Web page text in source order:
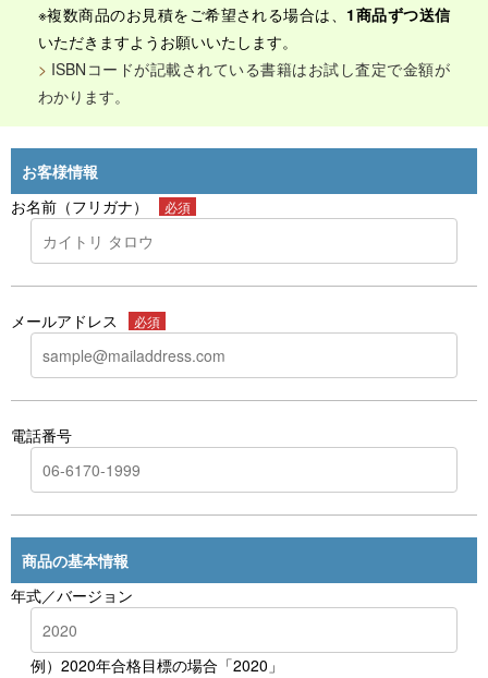
※複数商品のお見積をご希望される場合は、 1商品ずつ送信
いただきますようお願いいたします。
ISBNコードが記載されている書籍はお試し査定で金額が
わかります。
お客様情報
お名前（フリガナ）
必須
メールアドレス 必須
電話番号
商品の基本情報
年式／バージョン
例）2020年合格目標の場合「2020」